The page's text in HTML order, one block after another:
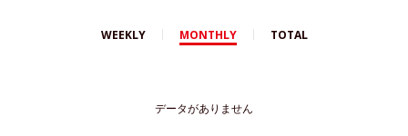
WEEKLY MONTHLY TOTAL
データがありません